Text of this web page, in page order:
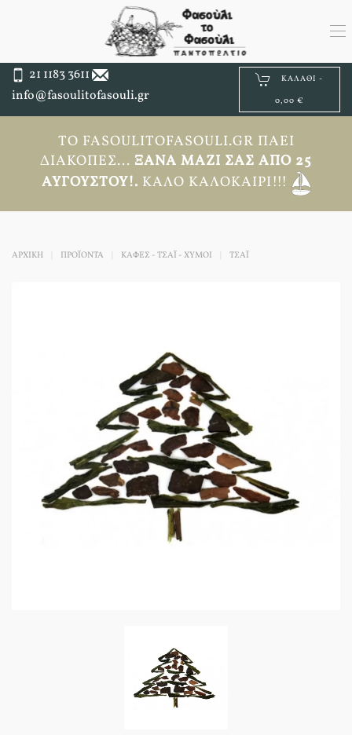
21 1183 3611
info@fasoulitofasouli.gr
ΚΑΛΆΘΙ -
0,00 €
ΤΟ FASOULITOFASOULI.GR ΠΆΕΙ
ΔΙΑΚΟΠΈΣ... ΞΑΝΆ ΜΑΖΊ ΣΑΣ ΑΠΟ 25
ΑΥΓΟΎΣΤΟΥ!. ΚΑΛΌ ΚΑΛΟΚΑΊΡΙ!!!
ΑΡΧΙΚΉ ΠΡΟΪΟΝΤΑ ΚΑΦΕΣ - ΤΣΑΪ - ΧΥΜΟΙ ΤΣΆΙ